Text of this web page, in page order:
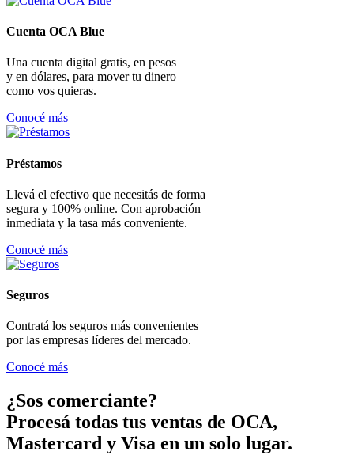
Cuenta OCA Blue
Una cuenta digital gratis, en pesos
y en dólares, para mover tu dinero
como vos quieras.
Conocé más
Préstamos
Llevá el efectivo que necesitás de forma
segura y 100% online. Con aprobación
inmediata y la tasa más conveniente.
Conocé más
Seguros
Contratá los seguros más convenientes
por las empresas líderes del mercado.
Conocé más
¿Sos comerciante?
Procesá todas tus ventas de OCA,
Mastercard y Visa en un solo lugar.